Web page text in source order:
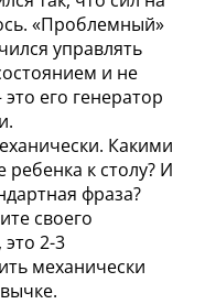
«Проблемный»
управлять
и не
его генератор
Какими
к столу? И
фраза?
своего
2-3
механически